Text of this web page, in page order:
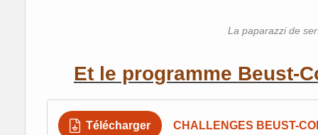
La paparazzi de
Et le programme Beust-
Télécharger CHALLENGES BEUST-